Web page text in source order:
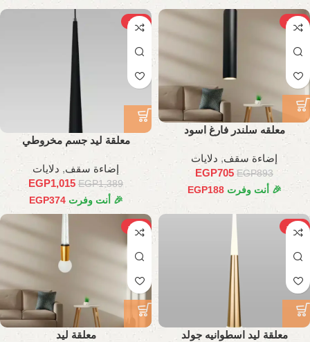
-21%
معلقه سلندر فارغ اسود
إضاءة سقف, دلايات
EGP893
EGP705
🎉 أنت وفرت EGP188
-27%
معلقة ليد جسم مخروطي
إضاءة سقف, دلايات
EGP1,389
EGP1,015
🎉 أنت وفرت EGP374
-30%
معلقة ليد اسطوانيه جولد
-25%
معلقة ليد